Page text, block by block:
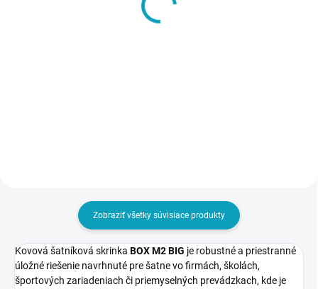
Šatníková lavička, dĺžka
Zobraziť všetky súvisiace produkty
Kovová šatníková skrinka BOX M2 BIG je robustné a priestranné
úložné riešenie navrhnuté pre šatne vo firmách, školách,
športových zariadeniach či priemyselných prevádzkach, kde je